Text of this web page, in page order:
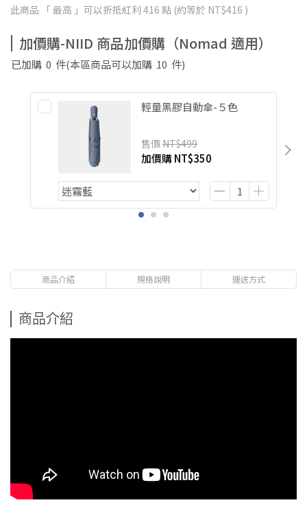
此商品 「 最高 」可以折抵紅利 416 點 (約等於 NT$416 )
加價購-NIID 商品加價購（Nomad 適用）
已加購 0 件(本區商品可以加購 10 件)
輕量黑膠自動傘-５色
售價 NT$499
加價購NT$350
商品介紹 規格說明 運送方式
商品介紹